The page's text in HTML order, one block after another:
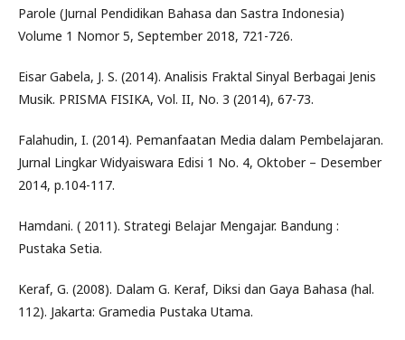
Parole (Jurnal Pendidikan Bahasa dan Sastra Indonesia)
Volume 1 Nomor 5, September 2018, 721-726.
Eisar Gabela, J. S. (2014). Analisis Fraktal Sinyal Berbagai Jenis
Musik. PRISMA FISIKA, Vol. II, No. 3 (2014), 67-73.
Falahudin, I. (2014). Pemanfaatan Media dalam Pembelajaran.
Jurnal Lingkar Widyaiswara Edisi 1 No. 4, Oktober – Desember
2014, p.104-117.
Hamdani. ( 2011). Strategi Belajar Mengajar. Bandung :
Pustaka Setia.
Keraf, G. (2008). Dalam G. Keraf, Diksi dan Gaya Bahasa (hal.
112). Jakarta: Gramedia Pustaka Utama.